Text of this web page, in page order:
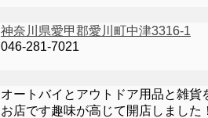
神奈川県愛甲郡愛川町中津3316-1
046-281-7021
オートバイとアウトドア用品と雑貨
お店です趣味が高じて開店しました！